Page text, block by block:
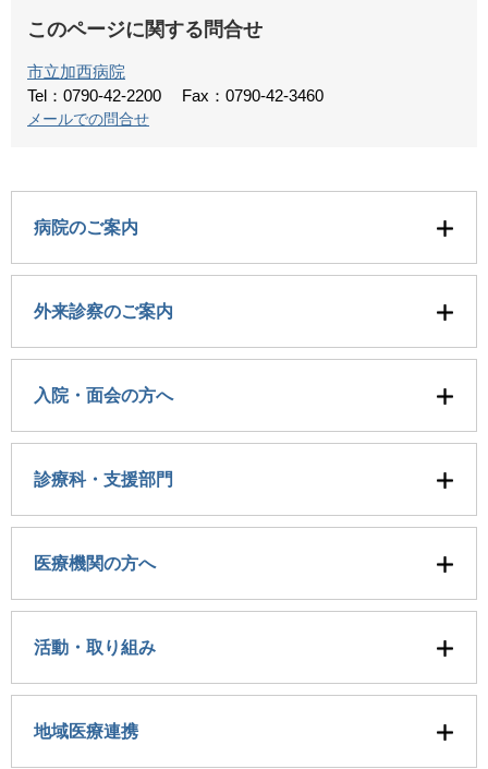
このページに関する問合せ
市立加西病院
Tel：0790-42-2200
Fax：0790-42-3460
メールでの問合せ
病院のご案内
外来診察のご案内
入院・面会の方へ
診療科・支援部門
医療機関の方へ
活動・取り組み
地域医療連携